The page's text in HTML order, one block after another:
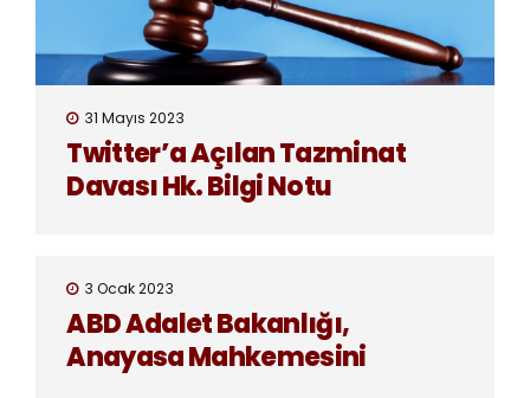
31 Mayıs 2023
Twitter’a Açılan Tazminat
Davası Hk. Bilgi Notu
3 Ocak 2023
ABD Adalet Bakanlığı,
Anayasa Mahkemesini